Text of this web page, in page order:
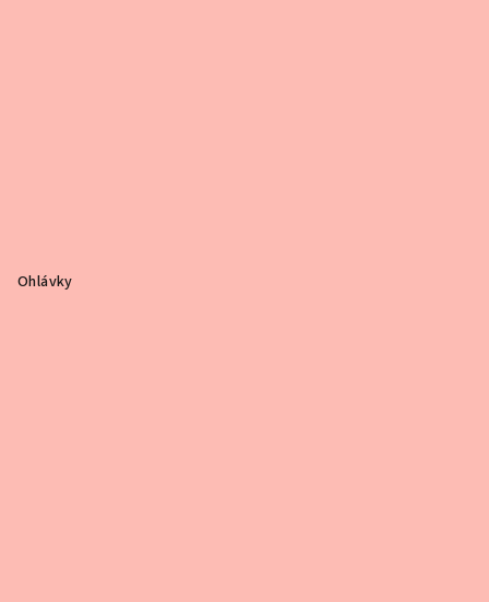
Ohlávky